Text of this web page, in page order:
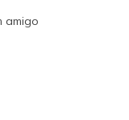
amigo